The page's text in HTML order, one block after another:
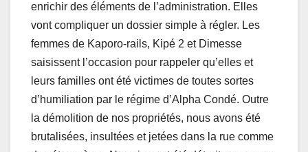
enrichir des éléments de l’administration. Elles
vont compliquer un dossier simple à régler. Les
femmes de Kaporo-rails, Kipé 2 et Dimesse
saisissent l’occasion pour rappeler qu’elles et
leurs familles ont été victimes de toutes sortes
d’humiliation par le régime d’Alpha Condé. Outre
la démolition de nos propriétés, nous avons été
brutalisées, insultées et jetées dans la rue comme